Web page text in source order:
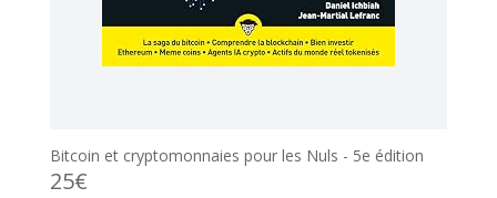
Bitcoin et cryptomonnaies pour les Nuls - 5e édition
25€